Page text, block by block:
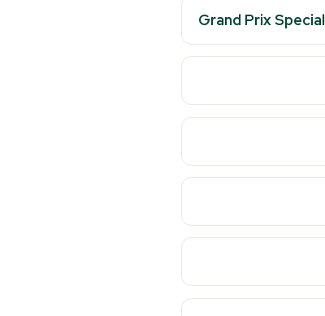
Grand Prix Special